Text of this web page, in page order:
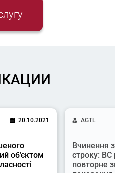
20.10.2021
об’єктом
AGTL
Вчинення
строку: ВС
повторне